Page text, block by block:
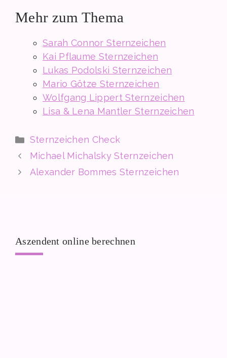
Mehr zum Thema
Sarah Connor Sternzeichen
Kai Pflaume Sternzeichen
Lukas Podolski Sternzeichen
Mario Götze Sternzeichen
Wolfgang Lippert Sternzeichen
Lisa & Lena Mantler Sternzeichen
Kategorien
Sternzeichen Check
Michael Michalsky Sternzeichen
Alexander Bommes Sternzeichen
Aszendent online berechnen